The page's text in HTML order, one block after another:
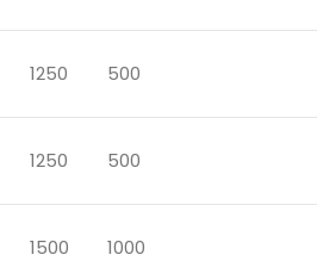
1250 500
1250 500
1500 1000